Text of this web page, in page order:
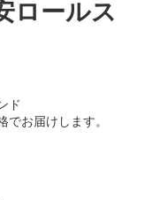
ド
お届けします。